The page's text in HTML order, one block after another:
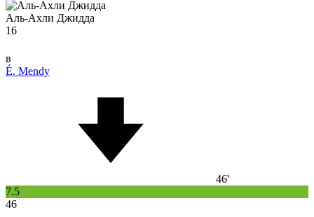
Аль-Ахли Джидда
16
в
É. Mendy
46'
7.5
46